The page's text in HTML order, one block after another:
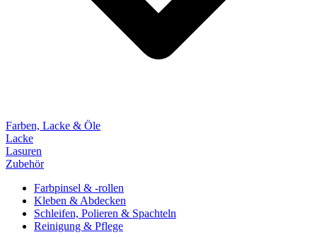
Farben, Lacke & Öle
Lacke
Lasuren
Zubehör
Farbpinsel & -rollen
Kleben & Abdecken
Schleifen, Polieren & Spachteln
Reinigung & Pflege